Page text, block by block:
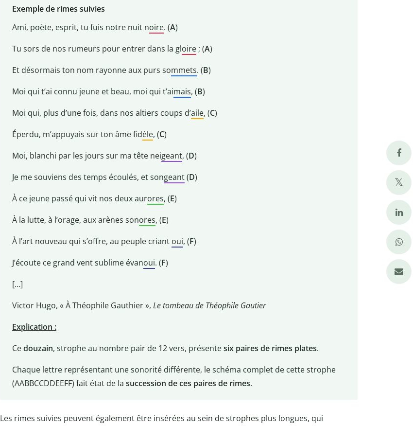
Exemple de rimes suivies
Ami, poète, esprit, tu fuis notre nuit noire. (A)
Tu sors de nos rumeurs pour entrer dans la gloire; (A)
Et désormais ton nom rayonne aux purs sommets. (B)
Moi qui t’ai connu jeune et beau, moi qui t’aimais, (B)
Moi qui, plus d’une fois, dans nos altiers coups d’aile, (C)
Éperdu, m’appuyais sur ton âme fidèle, (C)
Moi, blanchi par les jours sur ma tête neigeant, (D)
Je me souviens des temps écoulés, et songeant(D)
À ce jeune passé qui vit nos deux aurores, (E)
À la lutte, à l’orage, aux arènes sonores, (E)
À l’art nouveau qui s’offre, au peuple criant oui, (F)
J’écoute ce grand vent sublime évanoui. (F)
[…]
Victor Hugo, « À Théophile Gauthier », Le tombeau de Théophile Gautier
Explication :
Cedouzain, strophe au nombre pair de 12 vers, présentesix paires de rimes plates.
Chaque lettre représentant une sonorité différente, le schéma complet de cette strophe
(AABBCCDDEEFF) fait état de la succession de ces paires de rimes.
Les rimes suivies peuvent également être insérées au sein de strophes plus longues, qui